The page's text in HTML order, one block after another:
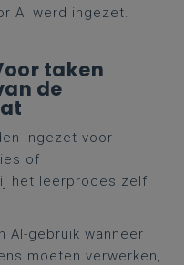
AI werd ingezet.
taken
de
ingezet voor
of
het leerproces zelf
AI-gebruik wanneer
moeten verwerken,